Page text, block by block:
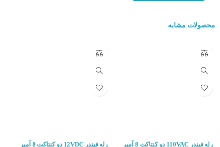
مواردی که در زمان خرید رله باید به آن توجه کرد:
نوع اتصال (باز یا بسته )
موارد استفاده این قطعه الکتریکی در مدار هایی که نیاز به کنترل مدار به
محصولات مشابه
رله فیندر 110VAC دو کنتاکت 8 آمپر
رله فیندر 12VDC دو کنتاکت 8 آمپر